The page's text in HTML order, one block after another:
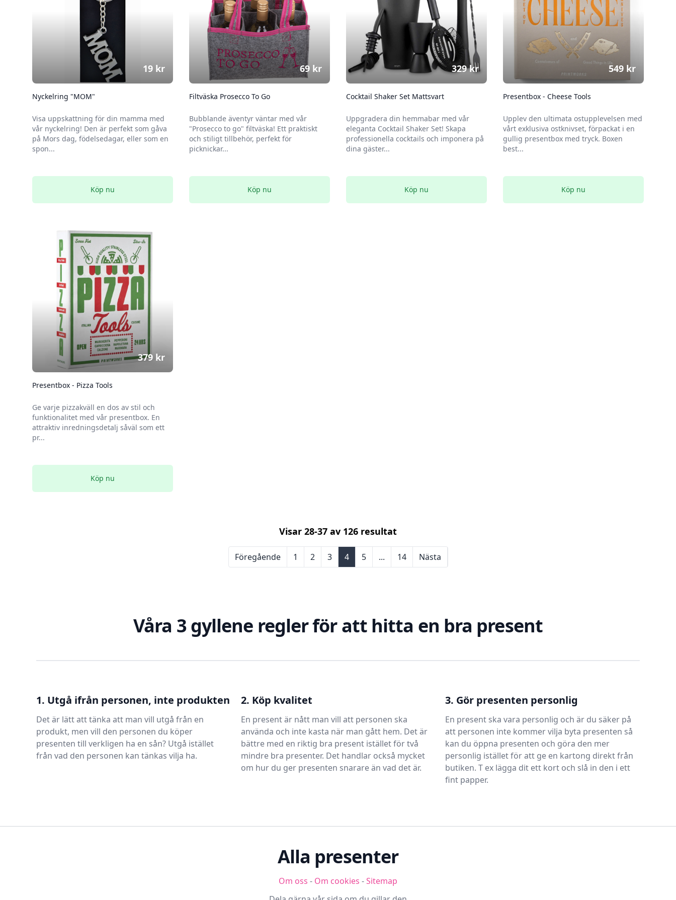
Nyckelring "MOM"
Visa uppskattning för din mamma med
vår nyckelring! Den är perfekt som gåva
på Mors dag, födelsedagar, eller som en
spon...
19 kr
Köp nu
Filtväska Prosecco To Go
Bubblande äventyr väntar med vår
"Prosecco to go" filtväska! Ett praktiskt
och stiligt tillbehör, perfekt för
picknickar...
69 kr
Köp nu
Cocktail Shaker Set Mattsvart
Uppgradera din hemmabar med vår
eleganta Cocktail Shaker Set! Skapa
professionella cocktails och imponera på
dina gäster...
329kr
Köp nu
Presentbox - Cheese Tools
Upplev den ultimata ostupplevelsen med
vårt exklusiva ostknivset, förpackat i en
gullig presentbox med tryck. Boxen
best...
549 kr
Köp nu
Presentbox - Pizza Tools
Ge varje pizzakväll en dos av stil och
funktionalitet med vår presentbox. En
attraktiv inredningsdetalj såväl som ett
pr...
379 kr
Köp nu
Visar 28-37 av 126 resultat
Föregående 1 2 3 4 5 ... 14 Nästa
Våra 3 gyllene regler för att hitta en bra present
1. Utgå ifrån personen, inte produkten
Det är lätt att tänka att man vill utgå från en
produkt, men vill den personen du köper
presenten till verkligen ha en sån? Utgå istället
från vad den personen kan tänkas vilja ha.
2. Köp kvalitet
En present är nått man vill att personen ska
använda och inte kasta när man gått hem. Det är
bättre med en riktig bra present istället för två
mindre bra presenter. Det handlar också mycket
om hur du ger presenten snarare än vad det är.
3. Gör presenten personlig
En present ska vara personlig och är du säker på
att personen inte kommer vilja byta presenten så
kan du öppna presenten och göra den mer
personlig istället för att ge en kartong direkt från
butiken. T ex lägga dit ett kort och slå in den i ett
fint papper.
Alla presenter
Om oss - Om cookies -Sitemap